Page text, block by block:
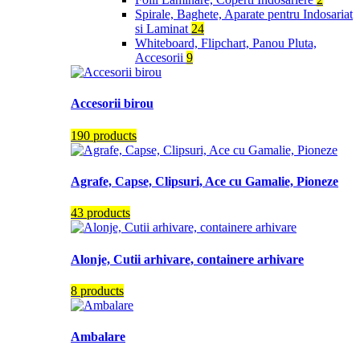
Spirale, Baghete, Aparate pentru Indosariat
si Laminat 24
Whiteboard, Flipchart, Panou Pluta,
Accesorii 9
Accesorii birou
190 products
Agrafe, Capse, Clipsuri, Ace cu Gamalie, Pioneze
43 products
Alonje, Cutii arhivare, containere arhivare
8 products
Ambalare